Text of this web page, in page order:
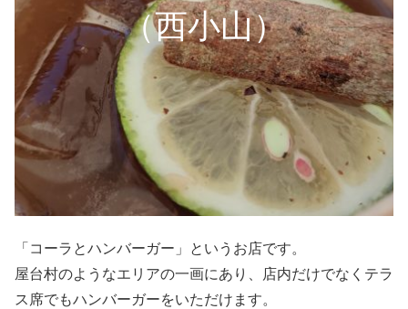
（西小山）
「コーラとハンバーガー」というお店です。
屋台村のようなエリアの一画にあり、店内だけでなくテラ
ス席でもハンバーガーをいただけます。